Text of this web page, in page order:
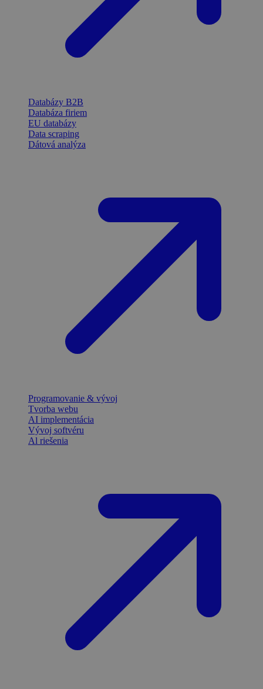
Databázy B2B
Databáza firiem
EU databázy
Data scraping
Dátová analýza
Programovanie & vývoj
Tvorba webu
AI implementácia
Vývoj softvéru
Al riešenia